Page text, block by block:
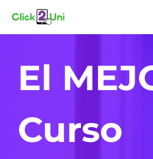
El
Curso